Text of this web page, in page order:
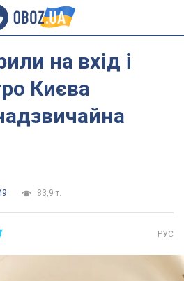
на вхід і
Києва
83,9 т.
РУС